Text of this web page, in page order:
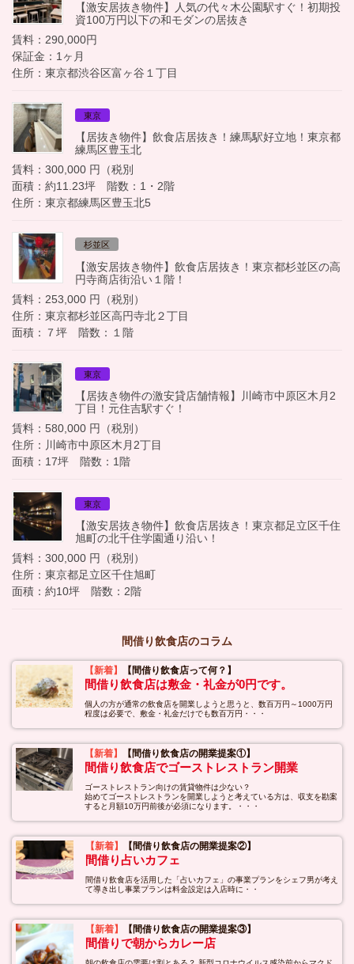
【激安居抜き物件】人気の代々木公園駅すぐ！初期投
資100万円以下の和モダンの居抜き
賃料：290,000円
保証金：1ヶ月
住所：東京都渋谷区富ヶ谷１丁目
東京
【居抜き物件】飲食店居抜き！練馬駅好立地！東京都
練馬区豊玉北
賃料：300,000 円（税別
面積：約11.23坪 階数：1・2階
住所：東京都練馬区豊玉北5
杉並区
【激安居抜き物件】飲食店居抜き！東京都杉並区の高
円寺商店街沿い１階！
賃料：253,000 円（税別）
住所：東京都杉並区高円寺北２丁目
面積：７坪 階数：１階
東京
【居抜き物件の激安貸店舗情報】川崎市中原区木月2
丁目！元住吉駅すぐ！
賃料：580,000 円（税別）
住所：川崎市中原区木月2丁目
面積：17坪 階数：1階
東京
【激安居抜き物件】飲食店居抜き！東京都足立区千住
旭町の北千住学園通り沿い！
賃料：300,000 円（税別）
住所：東京都足立区千住旭町
面積：約10坪 階数：2階
間借り飲食店のコラム
【新着】 【間借り飲食店って何？】
間借り飲食店は敷金・礼金が0円です。
個人の方が通常の飲食店を開業しようと思うと、数百万円～1000万円
程度は必要で、敷金・礼金だけでも数百万円・・・
【新着】 【間借り飲食店の開業提案①】
間借り飲食店でゴーストレストラン開業
ゴーストレストラン向けの賃貸物件は少ない？
始めてゴーストレストランを開業しようと考えている方は、収支を勘案
すると月額10万円前後が必須になります。・・・
【新着】 【間借り飲食店の開業提案②】
間借り占いカフェ
間借り飲食店を活用した「占いカフェ」の事業プランをシェフ男が考え
て導き出し事業プランは料金設定は入店時に・・
【新着】 【間借り飲食店の開業提案③】
間借りで朝からカレー店